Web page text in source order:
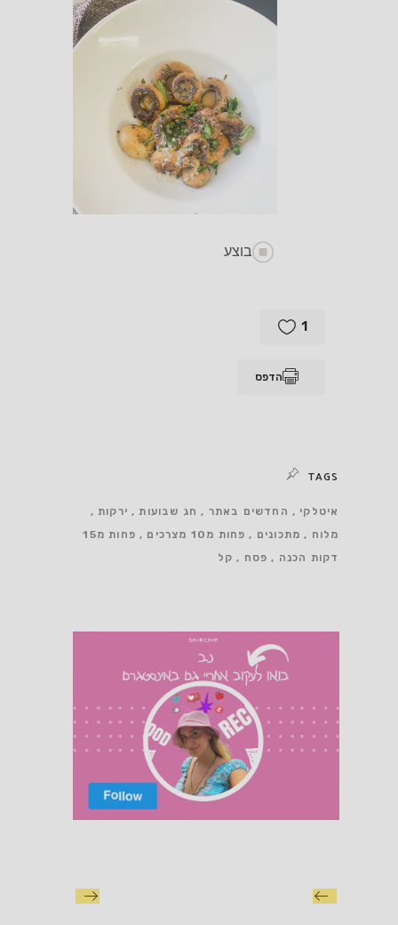
בוצע
1
הדפס
TAGS
איטלקי החדשים באתר חג שבועות
ירקות
מלוח
מתכונים פחות מ10 מצרכים
פחות מ15
דקות הכנה
פסח קל